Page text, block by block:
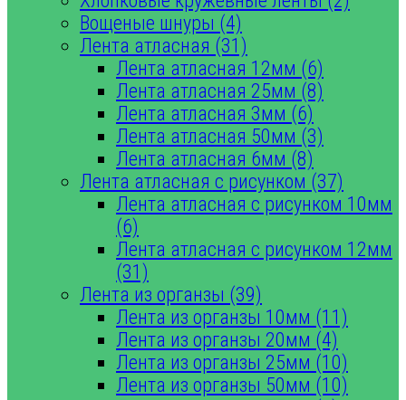
Вощеные шнуры (4)
Лента атласная (31)
Лента атласная 12мм (6)
Лента атласная 25мм (8)
Лента атласная 3мм (6)
Лента атласная 50мм (3)
Лента атласная 6мм (8)
Лента атласная с рисунком (37)
Лента атласная с рисунком 10мм
(6)
Лента атласная с рисунком 12мм
(31)
Лента из органзы (39)
Лента из органзы 10мм (11)
Лента из органзы 20мм (4)
Лента из органзы 25мм (10)
Лента из органзы 50мм (10)